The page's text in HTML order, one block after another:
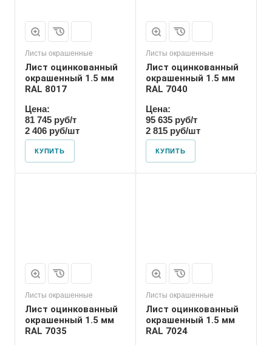
Листы окрашенные
Лист оцинкованный
окрашенный 1.5 мм
RAL 8017
Цена:
81 745 руб/т
2 406 руб/шт
КУПИТЬ
Листы окрашенные
Лист оцинкованный
окрашенный 1.5 мм
RAL 7040
Цена:
95 635 руб/т
2 815 руб/шт
КУПИТЬ
Листы окрашенные
Лист оцинкованный
окрашенный 1.5 мм
RAL 7035
Листы окрашенные
Лист оцинкованный
окрашенный 1.5 мм
RAL 7024